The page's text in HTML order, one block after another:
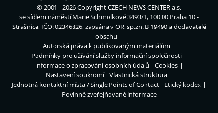
© 2001 - 2026 CopyrightCZECH NEWS CENTER a.s.
se sídlem náměstí Marie Schmolkové 3493/1, 100 00 Praha 10 -
Strašnice, IČO: 02346826, zapsána v OR, sp.zn. B 19490 a dodavatelé
obsahu
Autorská práva k publikovaným materiálům
Podmínky pro užívání služby informační společnosti
Informace o zpracování osobních údajů
Cookies
Nastavení soukromí
Vlastnická struktura
Jednotná kontaktní místa / Single Points of Contact
Etický kodex
Povinně zveřejňované informace